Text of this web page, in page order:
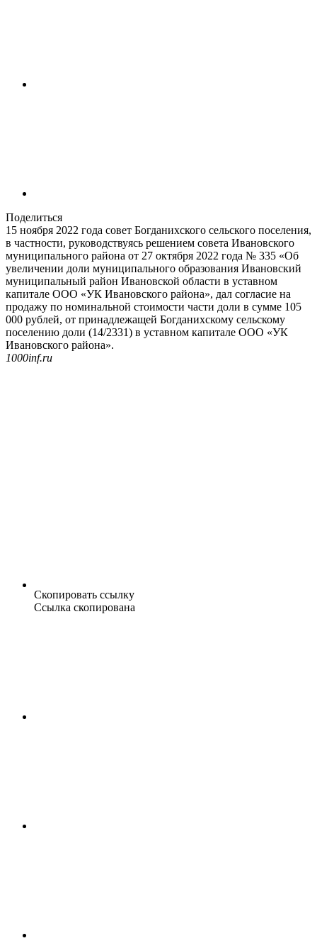
Поделиться
15 ноября 2022 года совет Богданихского сельского поселения,
в частности, руководствуясь решением совета Ивановского
муниципального района от 27 октября 2022 года № 335 «Об
увеличении доли муниципального образования Ивановский
муниципальный район Ивановской области в уставном
капитале ООО «УК Ивановского района», дал согласие на
продажу по номинальной стоимости части доли в сумме 105
000 рублей, от принадлежащей Богданихскому сельскому
поселению доли (14/2331) в уставном капитале ООО «УК
Ивановского района».
1000inf.ru
Скопировать ссылку
Ссылка скопирована